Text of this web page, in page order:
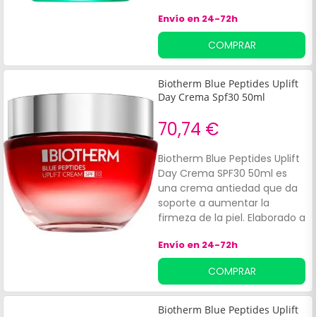
hidratada.
Envío en 24-72h
COMPRAR
Biotherm Blue Peptides Uplift
Day Crema Spf30 50ml
70,74 €
Biotherm Blue Peptides Uplift
Day Crema SPF30 50ml es
una crema antiedad que da
soporte a aumentar la
firmeza de la piel. Elaborado a
Día. Life Plankton. TMUna
fracción de péptidos de
colágeno.
Envío en 24-72h
COMPRAR
Biotherm Blue Peptides Uplift